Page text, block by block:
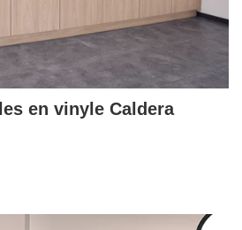
en vinyle Caldera